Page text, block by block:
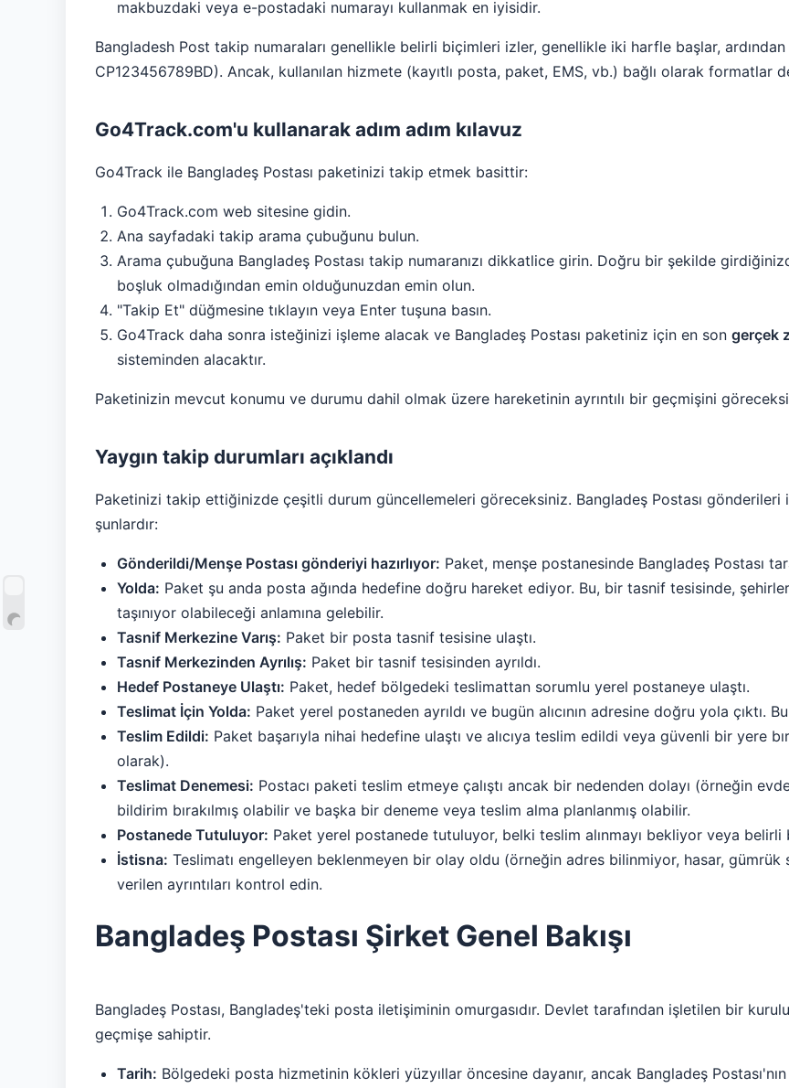
makbuzdaki veya e-postadaki numarayı kullanmak en iyisidir.
Bangladesh Post takip numaraları genellikle belirli biçimleri izler, genellikle iki harfle başlar,
CP123456789BD). Ancak, kullanılan hizmete (kayıtlı posta, paket, EMS, vb.) bağlı olarak formatlar
Go4Track.com'u kullanarak adım adım kılavuz
Go4Track ile Bangladeş Postası paketinizi takip etmek basittir:
Go4Track.com web sitesine gidin.
Ana sayfadaki takip arama çubuğunu bulun.
Arama çubuğuna Bangladeş Postası takip numaranızı dikkatlice girin. Doğru bir şekilde
boşluk olmadığından emin olduğunuzdan emin olun.
"Takip Et" düğmesine tıklayın veya Enter tuşuna basın.
Go4Track daha sonra isteğinizi işleme alacak ve Bangladeş Postası paketiniz için en son gerçek
sisteminden alacaktır.
Paketinizin mevcut konumu ve durumu dahil olmak üzere hareketinin ayrıntılı bir geçmişini
Yaygın takip durumları açıklandı
Paketinizi takip ettiğinizde çeşitli durum güncellemeleri göreceksiniz. Bangladeş Postası gönderileri
şunlardır:
Gönderildi/Menşe Postası gönderiyi hazırlıyor: Paket, menşe postanesinde Bangladeş Postası
Yolda: Paket şu anda posta ağında hedefine doğru hareket ediyor. Bu, bir tasnif tesisinde,
taşınıyor olabileceği anlamına gelebilir.
Tasnif Merkezine Varış: Paket bir posta tasnif tesisine ulaştı.
Tasnif Merkezinden Ayrılış: Paket bir tasnif tesisinden ayrıldı.
Hedef Postaneye Ulaştı: Paket, hedef bölgedeki teslimattan sorumlu yerel postaneye ulaştı.
Teslimat İçin Yolda: Paket yerel postaneden ayrıldı ve bugün alıcının adresine doğru yola çıktı.
Teslim Edildi: Paket başarıyla nihai hedefine ulaştı ve alıcıya teslim edildi veya güvenli bir yere
olarak).
Teslimat Denemesi: Postacı paketi teslim etmeye çalıştı ancak bir nedenden dolayı (örneğin
bildirim bırakılmış olabilir ve başka bir deneme veya teslim alma planlanmış olabilir.
Postanede Tutuluyor: Paket yerel postanede tutuluyor, belki teslim alınmayı bekliyor veya belirli
İstisna: Teslimatı engelleyen beklenmeyen bir olay oldu (örneğin adres bilinmiyor, hasar,
verilen ayrıntıları kontrol edin.
Bangladeş Postası Şirket Genel Bakışı
Bangladeş Postası, Bangladeş'teki posta iletişiminin omurgasıdır. Devlet tarafından işletilen bir
geçmişe sahiptir.
Tarih: Bölgedeki posta hizmetinin kökleri yüzyıllar öncesine dayanır, ancak Bangladeş